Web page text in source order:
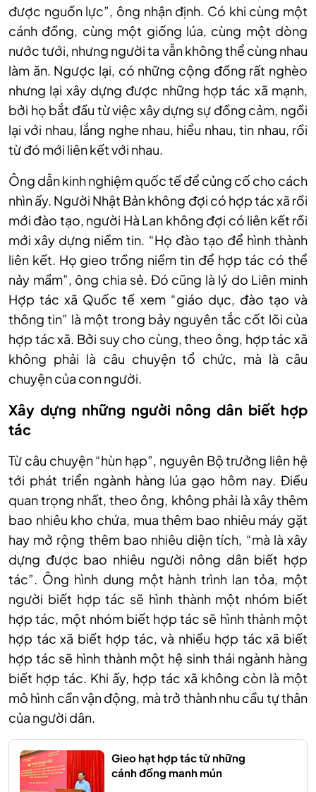
được nguồn lực”, ông nhận định. Có khi cùng một
cánh đồng, cùng một giống lúa, cùng một dòng
nước tưới, nhưng người ta vẫn không thể cùng nhau
làm ăn. Ngược lại, có những cộng đồng rất nghèo
nhưng lại xây dựng được những hợp tác xã mạnh,
bởi họ bắt đầu từ việc xây dựng sự đồng cảm, ngồi
lại với nhau, lắng nghe nhau, hiểu nhau, tin nhau, rồi
từ đó mới liên kết với nhau.
Ông dẫn kinh nghiệm quốc tế để củng cố cho cách
nhìn ấy. Người Nhật Bản không đợi có hợp tác xã rồi
mới đào tạo, người Hà Lan không đợi có liên kết rồi
mới xây dựng niềm tin. “Họ đào tạo để hình thành
liên kết. Họ gieo trồng niềm tin để hợp tác có thể
nảy mầm”, ông chia sẻ. Đó cũng là lý do Liên minh
Hợp tác xã Quốc tế xem “giáo dục, đào tạo và
thông tin” là một trong bảy nguyên tắc cốt lõi của
hợp tác xã. Bởi suy cho cùng, theo ông, hợp tác xã
không phải là câu chuyện tổ chức, mà là câu
chuyện của con người.
Xây dựng những người nông dân biết hợp
tác
Từ câu chuyện “hùn hạp”, nguyên Bộ trưởng liên hệ
tới phát triển ngành hàng lúa gạo hôm nay. Điều
quan trọng nhất, theo ông, không phải là xây thêm
bao nhiêu kho chứa, mua thêm bao nhiêu máy gặt
hay mở rộng thêm bao nhiêu diện tích, “mà là xây
dựng được bao nhiêu người nông dân biết hợp
tác”. Ông hình dung một hành trình lan tỏa, một
người biết hợp tác sẽ hình thành một nhóm biết
hợp tác, một nhóm biết hợp tác sẽ hình thành một
hợp tác xã biết hợp tác, và nhiều hợp tác xã biết
hợp tác sẽ hình thành một hệ sinh thái ngành hàng
biết hợp tác. Khi ấy, hợp tác xã không còn là một
mô hình cần vận động, mà trở thành nhu cầu tự thân
của người dân.
Gieo hạt hợp tác từ những
cánh đồng manh mún